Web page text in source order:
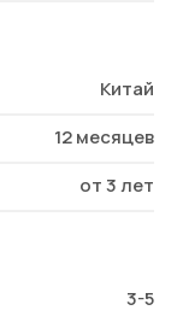
Китай
12 месяцев
от 3 лет
3-5